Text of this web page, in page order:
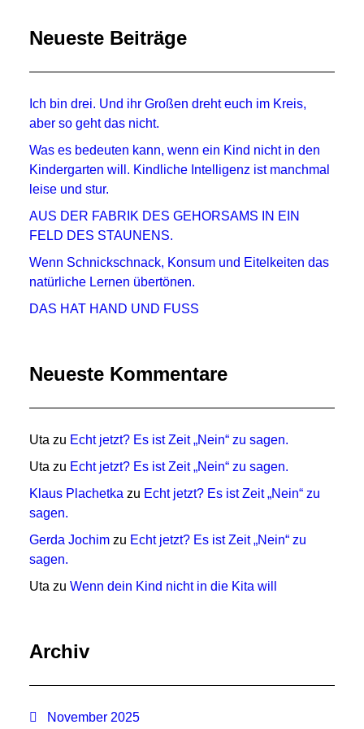
Neueste Beiträge
Ich bin drei. Und ihr Großen dreht euch im Kreis,
aber so geht das nicht.
Was es bedeuten kann, wenn ein Kind nicht in den
Kindergarten will. Kindliche Intelligenz ist manchmal
leise und stur.
AUS DER FABRIK DES GEHORSAMS IN EIN
FELD DES STAUNENS.
Wenn Schnickschnack, Konsum und Eitelkeiten das
natürliche Lernen übertönen.
DAS HAT HAND UND FUSS
Neueste Kommentare
Uta zu Echt jetzt? Es ist Zeit „Nein“ zu sagen.
Uta zu Echt jetzt? Es ist Zeit „Nein“ zu sagen.
Klaus Plachetka zu Echt jetzt? Es ist Zeit „Nein“ zu
sagen.
Gerda Jochim zu Echt jetzt? Es ist Zeit „Nein“ zu
sagen.
Uta zu Wenn dein Kind nicht in die Kita will
Archiv
November 2025